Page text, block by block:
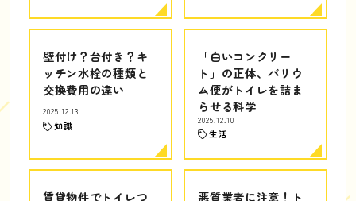
壁付け？台付き？キ
ッチン水栓の種類と
交換費用の違い
2025.12.13
知識
「白いコンクリー
ト」の正体、バリウ
ム便がトイレを詰ま
らせる科学
2025.12.10
生活
賃貸物件でトイレつ
悪質業者に注意！ト